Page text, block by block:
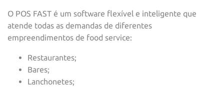
O POS FAST é um software flexível e inteligente que
atende todas as demandas de diferentes
empreendimentos de food service:
Restaurantes;
Bares;
Lanchonetes;